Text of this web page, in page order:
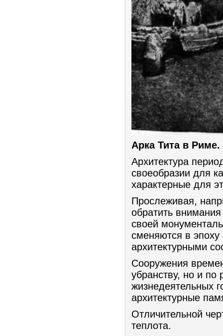
Арка Тита в Риме.
Архитектура
своеобразии для
характерные для
Прослеживая,
обратить
своей
сменяются в
архитектурными
Сооружения
убранству, но и
жизнедеятельных
архитектурные
Отличительной
теплота.